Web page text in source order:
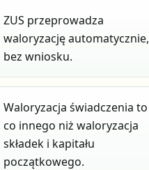
ZUS przeprowadza
waloryzację automatycznie,
bez wniosku.
Waloryzacja świadczenia to
co innego niż waloryzacja
składek i kapitału
początkowego.